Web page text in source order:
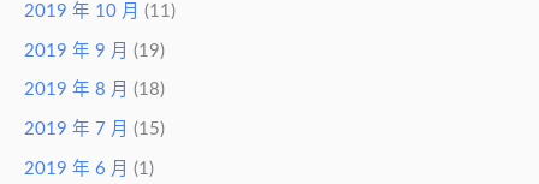
2019 年 10 月 (11)
2019 年 9 月 (19)
2019 年 8 月 (18)
2019 年 7 月 (15)
2019 年 6 月 (1)